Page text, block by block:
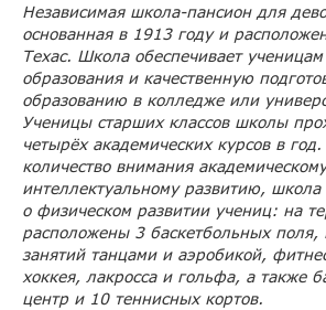
Независимая школа-пансион для
основанная в 1913 году и
Техас. Школа обеспечивает ученицам
образования и качественную
образованию в колледже или
Ученицы старших классов школы
четырёх академических курсов в
количество внимания
интеллектуальному развитию,
о физическом развитии учениц: на
расположены 3 баскетбольных поля,
занятий танцами и аэробикой,
хоккея, лакросса и гольфа, а также
центр и 10 теннисных кортов.